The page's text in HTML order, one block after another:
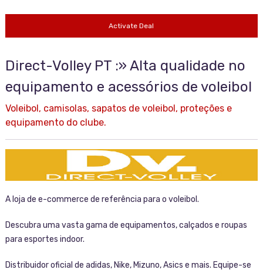
Activate Deal
Direct-Volley PT :» Alta qualidade no
equipamento e acessórios de voleibol
Voleibol, camisolas, sapatos de voleibol, proteções e
equipamento do clube.
A loja de e-commerce de referência para o voleibol.
Descubra uma vasta gama de equipamentos, calçados e roupas
para esportes indoor.
Distribuidor oficial de adidas, Nike, Mizuno, Asics e mais. Equipe-se